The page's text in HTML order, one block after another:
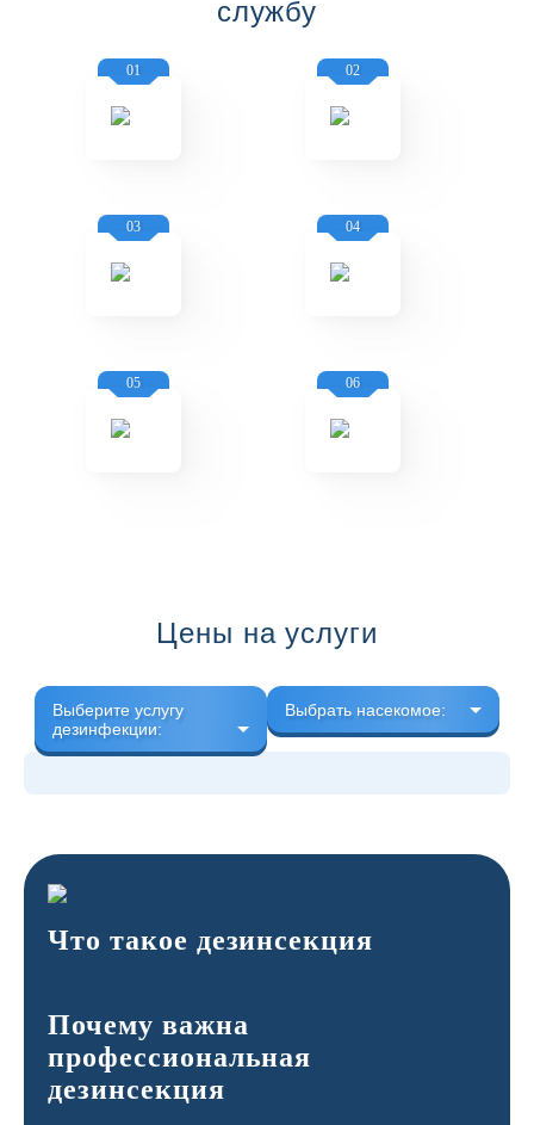
службу
01 02
03 04
05 06
Цены на услуги
Выберите услугу
дезинфекции:
Выбрать насекомое:
Что такое дезинсекция
Почему важна
профессиональная
дезинсекция